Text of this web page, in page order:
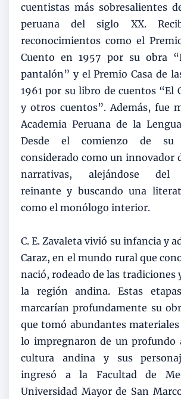
cuentistas más sobresalientes
peruana del siglo XX.
reconocimientos como el
Cuento en 1957 por su obra
pantalón” y el Premio Casa de
1961 por su libro de cuentos “El
y otros cuentos”. Además, fue
Academia Peruana de la
Desde el comienzo de su
considerado como un innovador
narrativas, alejándose del
reinante y buscando una
como el monólogo interior.
C. E. Zavaleta vivió su infancia y
Caraz, en el mundo rural que
nació, rodeado de las tradiciones
la región andina. Estas
marcarían profundamente su
que tomó abundantes
lo impregnaron de un profundo
cultura andina y sus
ingresó a la Facultad de
Universidad Mayor de San